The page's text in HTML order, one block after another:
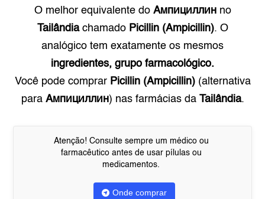
O melhor equivalente do Ампициллинno
Tailândiachamado Picillin (Ampicillin). O
analógico tem exatamente os mesmos
ingredientes, grupo farmacológico.
Você pode comprar Picillin (Ampicillin)(alternativa
para Ампициллин) nas farmácias da Tailândia.
Atenção! Consulte sempre um médico ou
farmacêutico antes de usar pílulas ou
medicamentos.
Onde comprar